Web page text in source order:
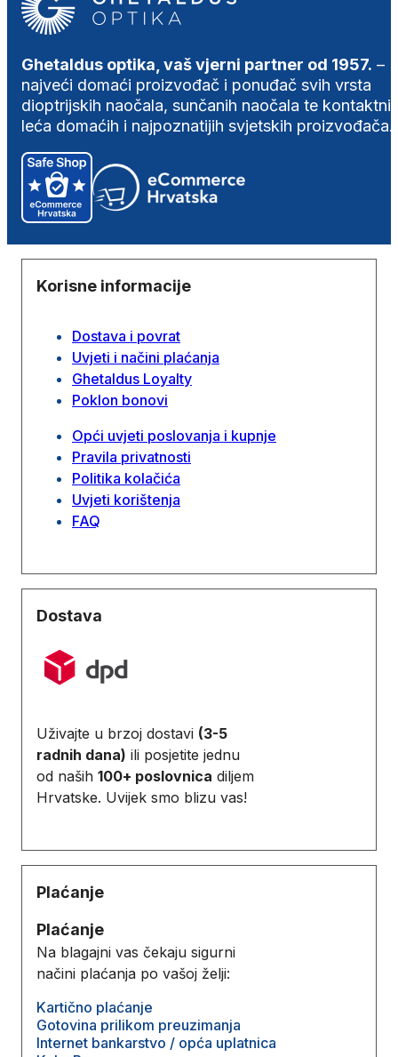
Ghetaldus optika, vaš vjerni partner od 1957. –
najveći domaći proizvođač i ponuđač svih vrsta
dioptrijskih naočala, sunčanih naočala te
leća domaćih i najpoznatijih svjetskih proizvođača.
Korisne informacije
Dostava i povrat
Uvjeti i načini plaćanja
Ghetaldus Loyalty
Poklon bonovi
Opći uvjeti poslovanja i kupnje
Pravila privatnosti
Politika kolačića
Uvjeti korištenja
FAQ
Dostava
Uživajte u brzoj dostavi (3-5
radnih dana) ili posjetite jednu
od naših 100+ poslovnica diljem
Hrvatske. Uvijek smo blizu vas!
Plaćanje
Plaćanje
Na blagajni vas čekaju sigurni
načini plaćanja po vašoj želji:
Kartično plaćanje
Gotovina prilikom preuzimanja
Internet bankarstvo / opća uplatnica